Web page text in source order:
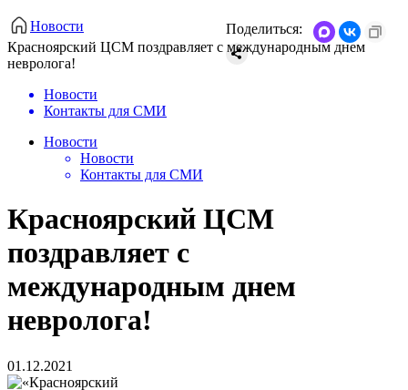
Новости
Красноярский ЦСМ поздравляет с международным днем
невролога!
Поделиться:
Новости
Контакты для СМИ
Новости
Новости
Контакты для СМИ
Красноярский ЦСМ
поздравляет с
международным днем
невролога!
01.12.2021